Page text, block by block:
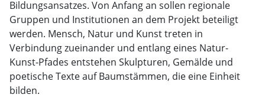
Bildungsansatzes. Von Anfang an sollen regionale
Gruppen und Institutionen an dem Projekt beteiligt
werden. Mensch, Natur und Kunst treten in
Verbindung zueinander und entlang eines Natur-
Kunst-Pfades entstehen Skulpturen, Gemälde und
poetische Texte auf Baumstämmen, die eine Einheit
bilden.